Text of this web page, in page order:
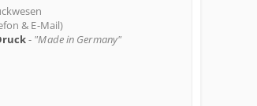
& E-Mail)
- "Made in Germany"